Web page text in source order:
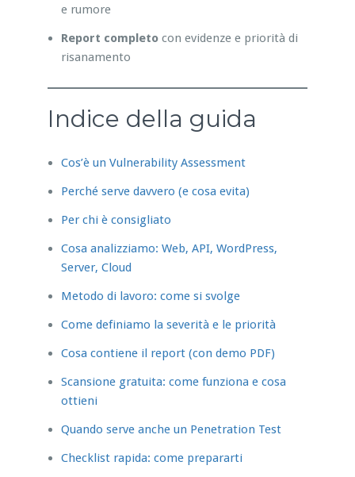
e rumore
Report completocon evidenze e priorità di
risanamento
Indice della guida
Cos’è un Vulnerability Assessment
Perché serve davvero (e cosa evita)
Per chi è consigliato
Cosa analizziamo: Web, API, WordPress,
Server, Cloud
Metodo di lavoro: come si svolge
Come definiamo la severità e le priorità
Cosa contiene il report (con demo PDF)
Scansione gratuita: come funziona e cosa
ottieni
Quando serve anche un Penetration Test
Checklist rapida: come prepararti